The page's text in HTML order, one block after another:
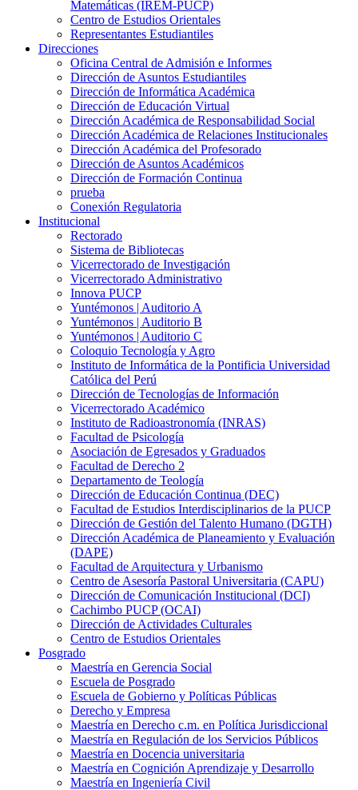
Matemáticas (IREM-PUCP)
Centro de Estudios Orientales
Representantes Estudiantiles
Direcciones
Oficina Central de Admisión e Informes
Dirección de Asuntos Estudiantiles
Dirección de Informática Académica
Dirección de Educación Virtual
Dirección Académica de Responsabilidad Social
Dirección Académica de Relaciones Institucionales
Dirección Académica del Profesorado
Dirección de Asuntos Académicos
Dirección de Formación Continua
prueba
Conexión Regulatoria
Institucional
Rectorado
Sistema de Bibliotecas
Vicerrectorado de Investigación
Vicerrectorado Administrativo
Innova PUCP
Yuntémonos | Auditorio A
Yuntémonos | Auditorio B
Yuntémonos | Auditorio C
Coloquio Tecnología y Agro
Instituto de Informática de la Pontificia Universidad
Católica del Perú
Dirección de Tecnologías de Información
Vicerrectorado Académico
Instituto de Radioastronomía (INRAS)
Facultad de Psicología
Asociación de Egresados y Graduados
Facultad de Derecho 2
Departamento de Teología
Dirección de Educación Continua (DEC)
Facultad de Estudios Interdisciplinarios de la PUCP
Dirección de Gestión del Talento Humano (DGTH)
Dirección Académica de Planeamiento y Evaluación
(DAPE)
Facultad de Arquitectura y Urbanismo
Centro de Asesoría Pastoral Universitaria (CAPU)
Dirección de Comunicación Institucional (DCI)
Cachimbo PUCP (OCAI)
Dirección de Actividades Culturales
Centro de Estudios Orientales
Posgrado
Maestría en Gerencia Social
Escuela de Posgrado
Escuela de Gobierno y Políticas Públicas
Derecho y Empresa
Maestría en Derecho c.m. en Política Jurisdiccional
Maestría en Regulación de los Servicios Públicos
Maestría en Docencia universitaria
Maestría en Cognición Aprendizaje y Desarrollo
Maestría en Ingeniería Civil